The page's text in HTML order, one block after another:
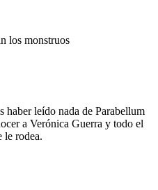
los monstruos
haber leído nada de Parabellum
a Verónica Guerra y todo el
le rodea.